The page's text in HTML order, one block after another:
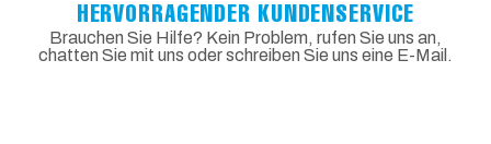
HERVORRAGENDER KUNDENSERVICE
Brauchen Sie Hilfe? Kein Problem, rufen Sie uns an,
chatten Sie mit uns oder schreiben Sie uns eine E-Mail.